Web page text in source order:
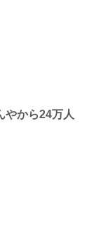
やから24万人